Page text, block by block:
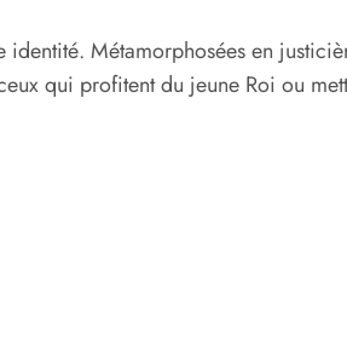
Métamorphosées en
qui profitent du jeune Roi ou